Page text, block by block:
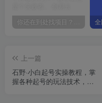
你还在到处找项目？还在当韭菜？我靠卖项目一个月收入5万+，曾经我也是个失败者。
上一篇
石野·小白起号实操教程，​掌
握各种起号的玩法技术，了